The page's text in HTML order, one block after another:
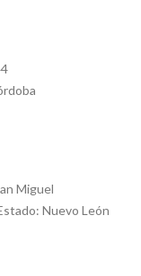
Miguel
Nuevo León